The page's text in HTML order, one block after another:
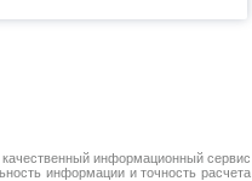
информационный сервис
информации и точность расчета